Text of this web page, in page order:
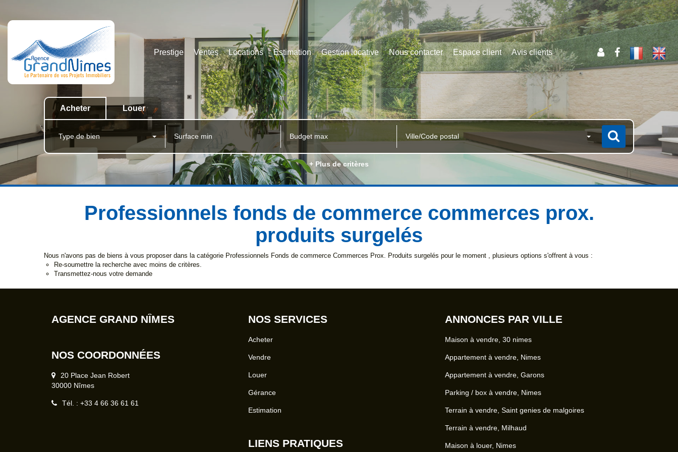
Prestige Ventes Locations Estimation Gestion locative Nous contacter Espace client Avis clients
Acheter Louer
Type de bien Ville/Code postal
+ Plus de critères
Professionnels fonds de commerce commerces prox.
produits surgelés
Nous n'avons pas de biens à vous proposer dans la catégorie Professionnels Fonds de commerce Commerces Prox. Produits surgelés pour le moment , plusieurs options s'offrent à vous :
Re-soumettre la recherche avec moins de critères.
Transmettez-nous votre demande
AGENCE GRAND NÎMES
NOS COORDONNÉES
20 Place Jean Robert
30000 Nîmes
Tél. : +33 4 66 36 61 61
NOS SERVICES
Acheter
Vendre
Louer
Gérance
Estimation
LIENS PRATIQUES
ANNONCES PAR VILLE
Maison à vendre, 30 nimes
Appartement à vendre, Nimes
Appartement à vendre, Garons
Parking / box à vendre, Nimes
Terrain à vendre, Saint genies de malgoires
Terrain à vendre, Milhaud
Maison à louer, Nimes